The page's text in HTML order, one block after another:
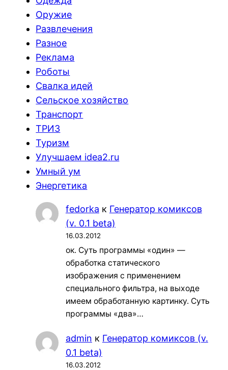
Оружие
Развлечения
Разное
Реклама
Роботы
Свалка идей
Сельское хозяйство
Транспорт
ТРИЗ
Туризм
Улучшаем idea2.ru
Умный ум
Энергетика
fedorka к Генератор комиксов
(v. 0.1 beta)
16.03.2012
ок. Суть программы «один» —
обработка статического
изображения с применением
специального фильтра, на выходе
имеем обработанную картинку. Суть
программы «два»…
admin к Генератор комиксов (v.
0.1 beta)
16.03.2012